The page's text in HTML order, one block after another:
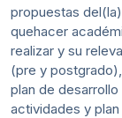
propuestas
quehacer
realizar y su
(pre y
plan de
actividades y